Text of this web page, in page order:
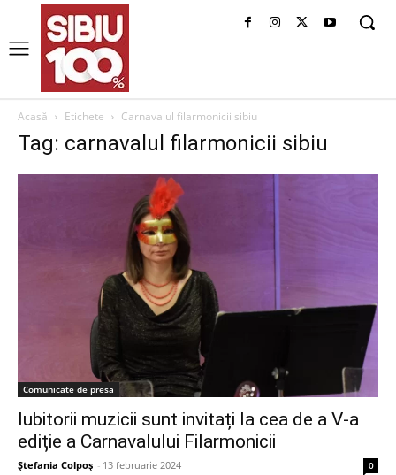
Acasă Etichete Carnavalul filarmonicii sibiu
Tag: carnavalul filarmonicii sibiu
Comunicate de presa
Iubitorii muzicii sunt invitați la cea de a V-a
ediție a Carnavalului Filarmonicii
Ștefania Colpoș - 13 februarie 2024 0